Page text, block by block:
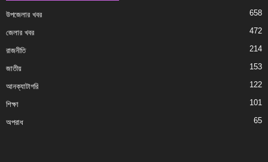
উপজেলার খবর 658
জেলার খবর 472
রাজনীতি 214
জাতীয় 153
আনক্যাটাগরি 122
শিক্ষা 101
অপরাধ 65